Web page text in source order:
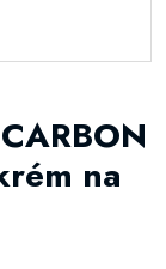
na